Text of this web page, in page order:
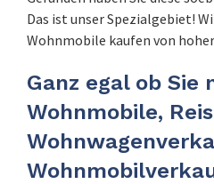
Das ist unser Spezialgebiet!
Wohnmobile kaufen von
Ganz egal ob Sie
Wohnmobile,